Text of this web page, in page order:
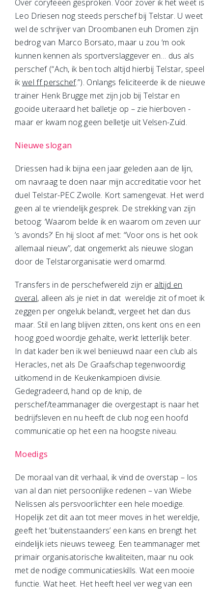
Over coryfeeën gesproken. Voor zover ik het weet is
Leo Driesen nog steeds perschef bij Telstar. U weet
wel de schrijver van Droombanen euh Dromen zijn
bedrog van Marco Borsato, maar u zou ‘m ook
kunnen kennen als sportverslaggever en… dus als
perschef (“Ach, ik ben toch altijd hierbij Telstar, speel
ikwel ff perschef.”). Onlangs feliciteerde ik de nieuwe
trainer Henk Brugge met zijn job bij Telstar en
gooide uiteraard het balletje op – zie hierboven -
maar er kwam nog geen belletje uit Velsen-Zuid.
Nieuwe slogan
Driessen had ik bijna een jaar geleden aan de lijn,
om navraag te doen naar mijn accreditatie voor het
duel Telstar-PEC Zwolle. Kort samengevat. Het werd
geen al te vriendelijk gesprek. De strekking van zijn
betoog: ‘Waarom belde ik en waarom om zeven uur
’s avonds?’ En hij sloot af met: “Voor ons is het ook
allemaal nieuw’’, dat ongemerkt als nieuwe slogan
door de Telstarorganisatie werd omarmd.
Transfers in de perschefwereld zijn er altijd en
overal, alleen als je niet in dat wereldje zit of moet ik
zeggen per ongeluk belandt, vergeet het dan dus
maar. Stil en lang blijven zitten, ons kent ons en een
hoog goed woordje gehalte, werkt letterlijk beter.
In dat kader ben ik wel benieuwd naar een club als
Heracles, net als De Graafschap tegenwoordig
uitkomend in de Keukenkampioen divisie.
Gedegradeerd, hand op de knip, de
perschef/teammanager die overgestapt is naar het
bedrijfsleven en nu heeft de club nog een hoofd
communicatie op het een na hoogste niveau.
Moedigs
De moraal van dit verhaal, ik vind de overstap – los
van al dan niet persoonlijke redenen – van Wiebe
Nelissen als persvoorlichter een hele moedige.
Hopelijk zet dit aan tot meer moves in het wereldje,
geeft het ‘buitenstaanders’ een kans en brengt het
eindelijk iets nieuws teweeg. Een teammanager met
primair organisatorische kwaliteiten, maar nu ook
met de nodige communicatieskills. Wat een mooie
functie. Wat heet. Het heeft heel ver weg van een